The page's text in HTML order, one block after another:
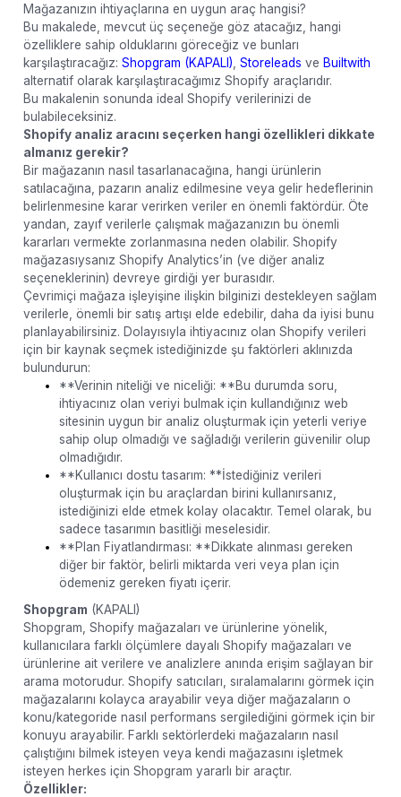
Mağazanızın ihtiyaçlarına en uygun araç hangisi?
Bu makalede, mevcut üç seçeneğe göz atacağız, hangi
özelliklere sahip olduklarını göreceğiz ve bunları
karşılaştıracağız: Shopgram (KAPALI) Storeleads ve Builtwith
alternatif olarak karşılaştıracağımız Shopify araçlarıdır.
Bu makalenin sonunda ideal Shopify verilerinizi de
bulabileceksiniz.
Shopify analiz aracını seçerken hangi özellikleri dikkate
almanız gerekir?
Bir mağazanın nasıl tasarlanacağına, hangi ürünlerin
satılacağına, pazarın analiz edilmesine veya gelir hedeflerinin
belirlenmesine karar verirken veriler en önemli faktördür. Öte
yandan, zayıf verilerle çalışmak mağazanızın bu önemli
kararları vermekte zorlanmasına neden olabilir. Shopify
mağazasıysanız Shopify Analytics’in (ve diğer analiz
seçeneklerinin) devreye girdiği yer burasıdır.
Çevrimiçi mağaza işleyişine ilişkin bilginizi destekleyen sağlam
verilerle, önemli bir satış artışı elde edebilir, daha da iyisi bunu
planlayabilirsiniz. Dolayısıyla ihtiyacınız olan Shopify verileri
için bir kaynak seçmek istediğinizde şu faktörleri aklınızda
bulundurun:
**Verinin niteliği ve niceliği: **Bu durumda soru,
ihtiyacınız olan veriyi bulmak için kullandığınız web
sitesinin uygun bir analiz oluşturmak için yeterli veriye
sahip olup olmadığı ve sağladığı verilerin güvenilir olup
olmadığıdır.
**Kullanıcı dostu tasarım: **İstediğiniz verileri
oluşturmak için bu araçlardan birini kullanırsanız,
istediğinizi elde etmek kolay olacaktır. Temel olarak, bu
sadece tasarımın basitliği meselesidir.
**Plan Fiyatlandırması: **Dikkate alınması gereken
diğer bir faktör, belirli miktarda veri veya plan için
ödemeniz gereken fiyatı içerir.
Shopgram (KAPALI)
Shopgram, Shopify mağazaları ve ürünlerine yönelik,
kullanıcılara farklı ölçümlere dayalı Shopify mağazaları ve
ürünlerine ait verilere ve analizlere anında erişim sağlayan bir
arama motorudur. Shopify satıcıları, sıralamalarını görmek için
mağazalarını kolayca arayabilir veya diğer mağazaların o
konu/kategoride nasıl performans sergilediğini görmek için bir
konuyu arayabilir. Farklı sektörlerdeki mağazaların nasıl
çalıştığını bilmek isteyen veya kendi mağazasını işletmek
isteyen herkes için Shopgram yararlı bir araçtır.
Özellikler: